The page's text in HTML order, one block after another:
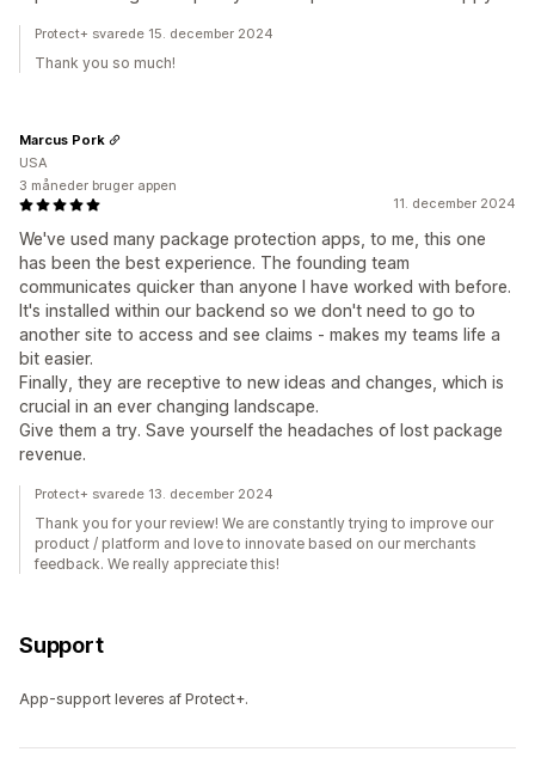
Protect+ svarede 15. december 2024
Thank you so much!
11. december 2024
We've used many package protection apps, to me, this one
has been the best experience. The founding team
communicates quicker than anyone I have worked with before.
It's installed within our backend so we don't need to go to
another site to access and see claims - makes my teams life a
bit easier.
Finally, they are receptive to new ideas and changes, which is
crucial in an ever changing landscape.
Give them a try. Save yourself the headaches of lost package
revenue.
Marcus Pork
USA
3 måneder bruger appen
Protect+ svarede 13. december 2024
Thank you for your review! We are constantly trying to improve our
product / platform and love to innovate based on our merchants
feedback. We really appreciate this!
Support
App-support leveres af Protect+.